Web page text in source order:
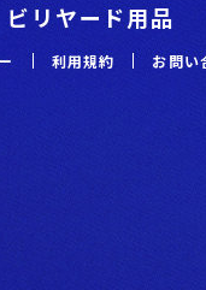
ビリヤード用品
利⽤規約 お問い